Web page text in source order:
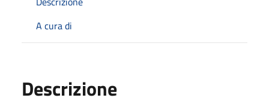
A cura di
Descrizione